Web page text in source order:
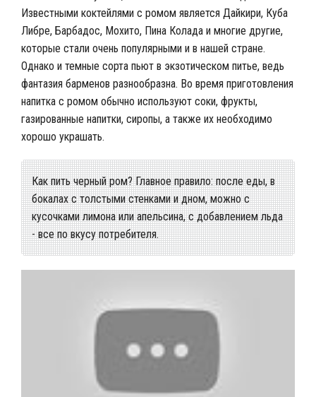
Известными коктейлями с ромом является Дайкири, Куба
Либре, Барбадос, Мохито, Пина Колада и многие другие,
которые стали очень популярными и в нашей стране.
Однако и темные сорта пьют в экзотическом питье, ведь
фантазия барменов разнообразна. Во время приготовления
напитка с ромом обычно используют соки, фрукты,
газированные напитки, сиропы, а также их необходимо
хорошо украшать.
Как пить черный ром? Главное правило: после еды, в
бокалах с толстыми стенками и дном, можно с
кусочками лимона или апельсина, с добавлением льда
- все по вкусу потребителя.